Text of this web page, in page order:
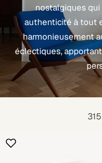
nostalgiques
authenticité à tout
harmonieusement
éclectiques,